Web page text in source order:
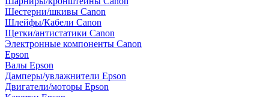
Шестерни/шкивы Canon
Шлейфы/Кабели Canon
Щетки/антистатики Canon
Электронные компоненты Canon
Epson
Валы Epson
Дамперы/увлажнители Epson
Двигатели/моторы Epson